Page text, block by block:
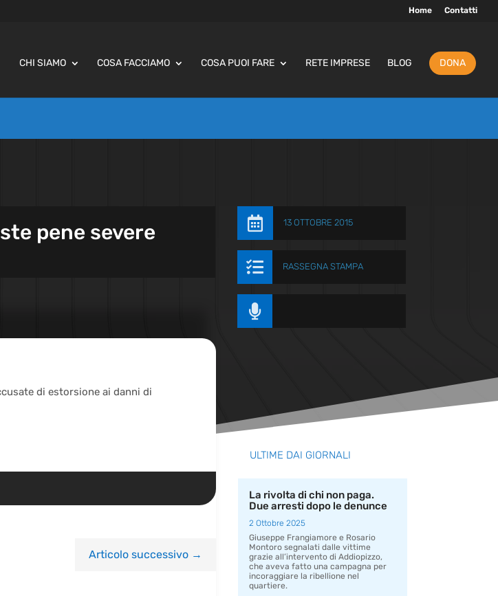
Home Contatti
CHI SIAMO COSA FACCIAMO COSA PUOI FARE RETE IMPRESE BLOG DONA
pene severe  13 OTTOBRE 2015
 RASSEGNA STAMPA

di estorsione ai danni di
Articolo successivo→
ULTIME DAI GIORNALI
La rivolta di chi non paga.
Due arresti dopo le denunce
2 Ottobre 2025
Giuseppe Frangiamore e Rosario
Montoro segnalati dalle vittime
grazie all’intervento di Addiopizzo,
che aveva fatto una campagna per
incoraggiare la ribellione nel
quartiere.